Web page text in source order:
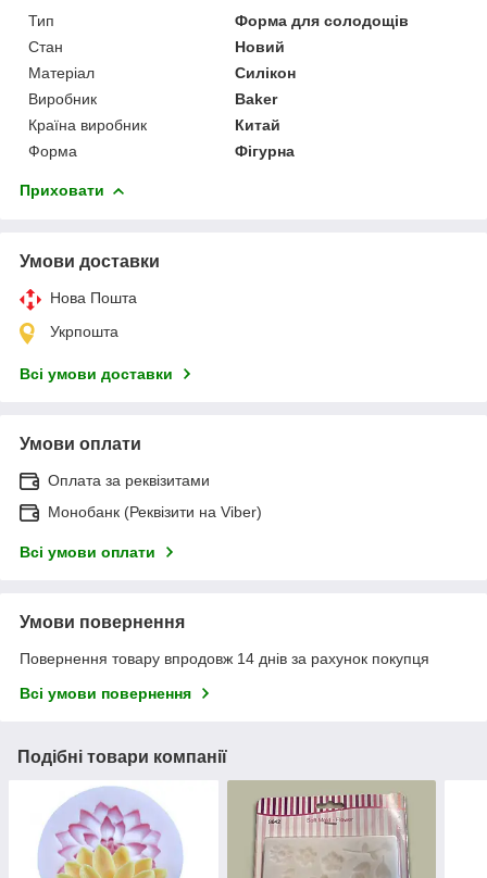
Тип
Форма для солодощів
Стан
Новий
Матеріал
Силікон
Виробник
Baker
Країна виробник
Китай
Форма
Фігурна
Приховати
Умови доставки
Нова Пошта
Укрпошта
Всі умови доставки
Умови оплати
Оплата за реквізитами
Монобанк (Реквізити на Viber)
Всі умови оплати
Умови повернення
Повернення товару впродовж 14 днів за рахунок покупця
Всі умови повернення
Подібні товари компанії